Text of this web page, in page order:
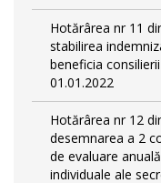
Hotărârea nr 11
stabilirea
beneficia
01.01.2022
Hotărârea nr 12
desemnarea a 2
de evaluare
individuale ale